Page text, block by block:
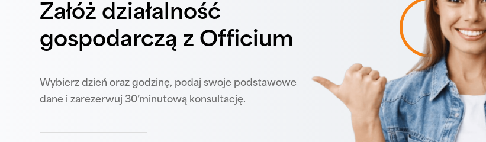
Załóż działalność
gospodarczą z Officium
Wybierz dzień oraz godzinę, podaj swoje podstawowe
dane i zarezerwuj 30’minutową konsultację.